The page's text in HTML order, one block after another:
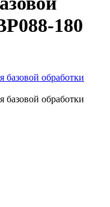
180